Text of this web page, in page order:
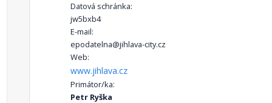
Datová schránka:
jw5bxb4
E-mail:
epodatelna@jihlava-city.cz
Web:
www.jihlava.cz
Primátor/ka:
Petr Ryška